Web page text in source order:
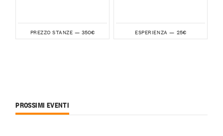
PREZZO STANZE — 350€ ESPERIENZA — 25€
PROSSIMI EVENTI